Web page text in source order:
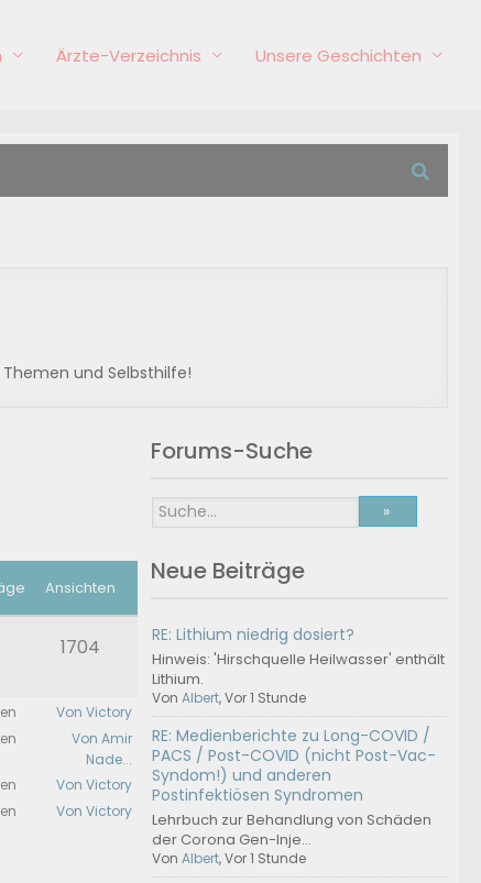
Ärzte-Verzeichnis Unsere Geschichten
und Selbsthilfe!
Ansichten
1704
Von Victory
Von Amir
Nade...
Von Victory
Von Victory
Forums-Suche
Neue Beiträge
RE: Lithium niedrig dosiert?
Hinweis: 'Hirschquelle Heilwasser' enthält
Lithium.
VonAlbert, Vor 1 Stunde
RE: Medienberichte zu Long-COVID /
PACS / Post-COVID (nicht Post-Vac-
Syndom!) und anderen
Postinfektiösen Syndromen
Lehrbuch zur Behandlung von Schäden
der Corona Gen-Inje...
VonAlbert, Vor 1 Stunde